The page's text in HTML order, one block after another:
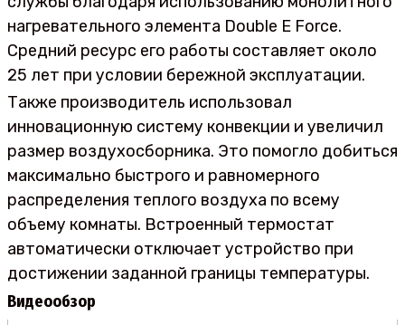
нагревательного элемента Double E Force.
Средний ресурс его работы составляет около
25 лет при условии бережной эксплуатации.
Также производитель использовал
инновационную систему конвекции и увеличил
размер воздухосборника. Это помогло добиться
максимально быстрого и равномерного
распределения теплого воздуха по всему
объему комнаты. Встроенный термостат
автоматически отключает устройство при
достижении заданной границы температуры.
Видеообзор